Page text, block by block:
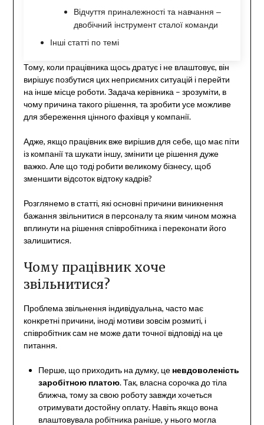
Відчуття приналежності та навчання –
двобічний інструмент сталої команди
Інші статті по темі
Тому, коли працівника щось дратує і не влаштовує, він
вирішує позбутися цих неприємних ситуацій і перейти
на інше місце роботи. Задача керівника – зрозуміти, в
чому причина такого рішення, та зробити усе можливе
для збереження цінного фахівця у компанії.
Адже, якщо працівник вже вирішив для себе, що має піти
із компанії та шукати іншу, змінити це рішення дуже
важко. Але що тоді робити великому бізнесу, щоб
зменшити відсоток відтоку кадрів?
Розглянемо в статті, які основні причини виникнення
бажання звільнитися в персоналу та яким чином можна
вплинути на рішення співробітника і переконати його
залишитися.
Чому працівник хоче
звільнитися?
Проблема звільнення індивідуальна, часто має
конкретні причини, іноді мотиви зовсім розмиті, і
співробітник сам не може дати точної відповіді на це
питання.
Перше, що приходить на думку, це невдоволеність
заробітною платою. Так, власна сорочка до тіла
ближча, тому за свою роботу завжди хочеться
отримувати достойну оплату. Навіть якщо вона
влаштовувала робітника раніше, у нього могла